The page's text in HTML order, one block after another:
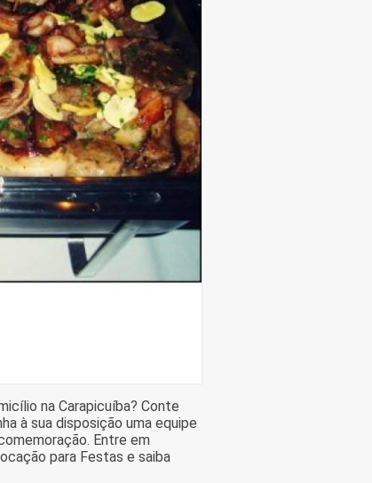
na Carapicuíba? Conte
à sua disposição uma equipe
Entre em
para Festas e saiba